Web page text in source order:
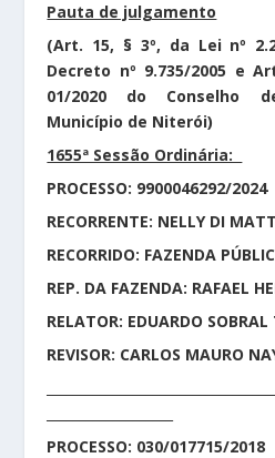
Pauta de julgamento
(Art. 15, § 3º, da Lei nº
Decreto nº 9.735/2005 e
01/2020 do Conselho
Município de Niterói)
1655ª Sessão Ordinária:
PROCESSO: 9900046292/2024
RECORRENTE: NELLY DI
RECORRIDO: FAZENDA
REP. DA FAZENDA: RAFAEL
RELATOR: EDUARDO SOBRAL
REVISOR: CARLOS MAURO
PROCESSO: 030/017715/2018